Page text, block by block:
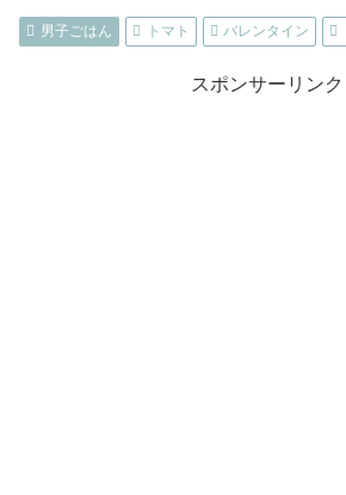
男子ごはん トマト バレンタイン
スポンサーリンク